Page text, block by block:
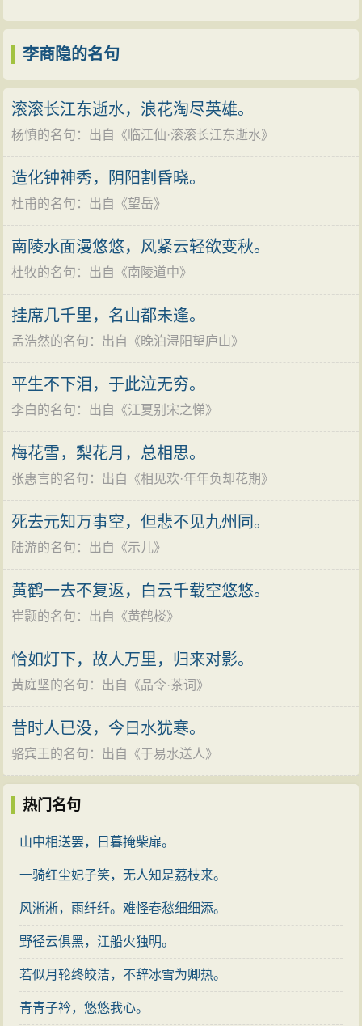
的创痛，也同眼前这随着春天的流逝而凋残的花朵一
样，因为美的事物受到摧残，岂不令人兴起无穷的怅惘
归期未有期，巴山夜雨涨秋池。”次句不仅象征诗人留滞
巴蜀，而且反映了客子离人的百无聊赖，同“东风无力百
的外在形态，也就是通常说的寓情于景的抒情方式。
三、四句，接着写因为“相见时难”而“别亦难”的感
聚而痛苦，无尽无休，仿佛蜡泪直到蜡烛烧成了灰方始
流尽一样。思念不止，表现着眷恋之深，但是终其一生
因此，自己的痛苦也将终生以随。可是，虽然前途无
望，她却至死靡它，一辈子都要眷恋着；尽管痛苦，也
只有忍受。所以，在这两句里，既有失望的悲伤与痛
情，好象在无穷地循环，难以求其端绪；又仿佛组成一
个多面的立体，光从一个角度是不能见其全貌的。诗人
明他的联想是很丰富的。“春蚕”句首先是人的眷恋感情之
缠绵同春蚕吐丝绵绵不尽之间的联想，又从蚕吐丝到“死”
方止而推移到人的感情之生死不渝，因此写出了“到死丝
思），昼夜常怀丝。何惜微躯尽，缠绵自有时。”造意与
尽”，是在料定“缠绵自有时”、前途颇有希望的情况下产生
的意念。《无题》“春蚕”句则不然，就其表现追求精神而
言，它表现的追求是无望的，却又是不计希望之有无
比喻痛苦的煎熬，在李商隐以前的南朝乐府中，也不少
见。如“思君如明烛，中宵空自煎”（王融《自君之出
矣》），“思君如夜烛，煎泪几千行”（陈叔达，同题）等
悱恻，优美动人，广为传诵。但部分
“诗家总爱西昆好，独恨无人作郑笺”
之说。因处于牛李党争的夹缝之中，
一生很不得志。死后葬于家乡沁阳
处）。作品收录为《李义山诗集》。
...
李商隐的名句
滚滚长江东逝水，浪花淘尽英雄。
杨慎的名句 ：出自《 临江仙·滚滚长江东逝水》
造化钟神秀，阴阳割昏晓。
杜甫的名句 ：出自《望岳》
南陵水面漫悠悠，风紧云轻欲变秋。
杜牧的名句 ：出自《南陵道中》
挂席几千里，名山都未逢。
孟浩然的名句 ：出自《晚泊浔阳望庐山》
平生不下泪，于此泣无穷。
李白的名句 ：出自《江夏别宋之悌》
梅花雪，梨花月，总相思。
张惠言的名句 ：出自《相见欢·年年负却花期》
死去元知万事空，但悲不见九州同。
陆游的名句 ：出自《示儿》
黄鹤一去不复返，白云千载空悠悠。
崔颢的名句 ：出自《黄鹤楼》
恰如灯下，故人万里，归来对影。
黄庭坚的名句 ：出自《品令·茶词 》
昔时人已没，今日水犹寒。
骆宾王的名句 ：出自《于易水送人 》
热门名句
山中相送罢，日暮掩柴扉。
一骑红尘妃子笑，无人知是荔枝来。
风淅淅，雨纤纤。难怪春愁细细添。
野径云俱黑，江船火独明。
若似月轮终皎洁，不辞冰雪为卿热。
青青子衿，悠悠我心。